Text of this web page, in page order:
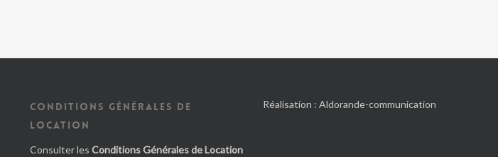
CONDITIONS GÉNÉRALES DE
LOCATION
Consulter les Conditions Générales de Location
Réalisation :Aldorande-communication